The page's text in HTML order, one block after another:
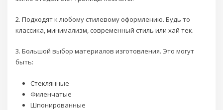
2. Подходят к любому стилевому оформлению. Будь то
классика, минимализм, современный стиль или хай тек.
3. Большой выбор материалов изготовления. Это могут
быть:
Стеклянные
Филенчатые
Шпонированные